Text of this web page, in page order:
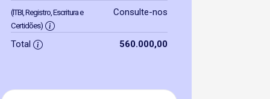
(ITBI, Registro, Escritura e
Certidões)
Consulte-nos
Total 560.000,00